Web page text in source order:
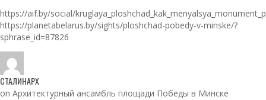
https://aif.by/social/
https://planetabelarus.by/sights/ploshchad-pobedy-v-minske/?
sphrase_id=87826
СТАЛИНАРХ
on Архитектурный ансамбль площади Победы в Минске